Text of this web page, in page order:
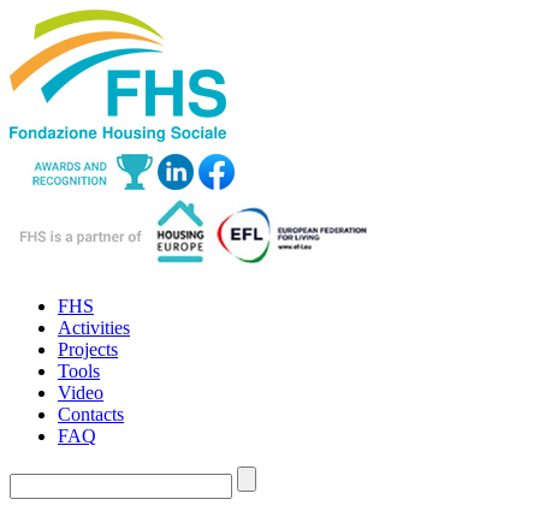
FHS
Activities
Projects
Tools
Video
Contacts
FAQ